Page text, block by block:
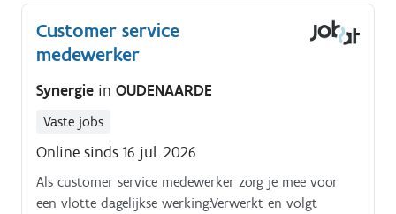
duidelijk en klantgericht communiceert – aan de
balie, via telefoon of online loopt elke voorstelling,
(huur)activiteit van het gemeenschapscentrum op
Customer service
medewerker
Synergie in OUDENAARDE
Vaste jobs
Online sinds 16 jul. 2026
Als customer service medewerker zorg je mee voor
een vlotte dagelijkse werking:Verwerkt en volgt